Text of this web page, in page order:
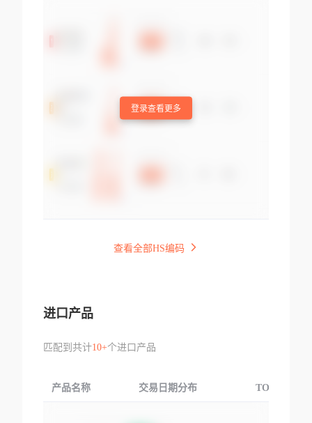
登录查看更多
查看全部HS编码
进口产品
匹配到共计10+个进口产品
产品名称 交易日期分布 TOP3交易国